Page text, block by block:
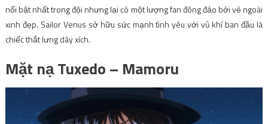
nổi bật nhất trong đội nhưng lại có một lượng fan đông đảo bởi vẻ ngoài
xinh đẹp. Sailor Venus sở hữu sức mạnh tình yêu với vũ khí ban đầu là
chiếc thắt lưng dây xích.
Mặt nạ Tuxedo – Mamoru